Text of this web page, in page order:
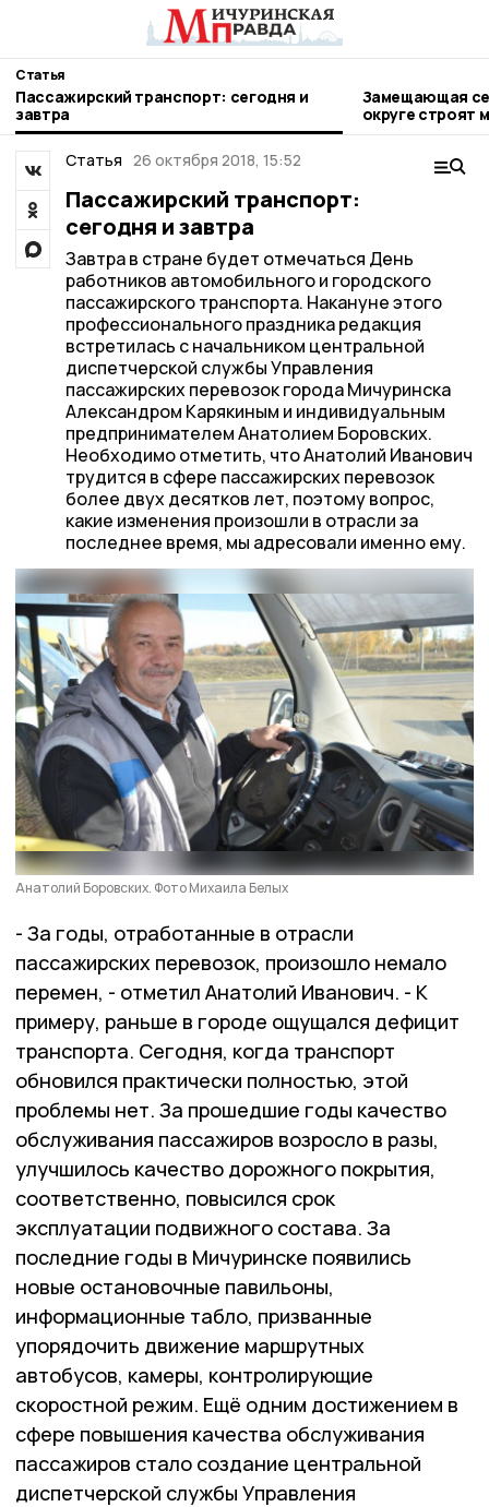
Статья
Пассажирский транспорт: сегодня и
завтра
Замещающая
округе строят
Статья 26 октября 2018, 15:52
Пассажирский транспорт:
сегодня и завтра
Завтра в стране будет отмечаться День
работников автомобильного и городского
пассажирского транспорта. Накануне этого
профессионального праздника редакция
встретилась с начальником центральной
диспетчерской службы Управления
пассажирских перевозок города Мичуринска
Александром Карякиным и индивидуальным
предпринимателем Анатолием Боровских.
Необходимо отметить, что Анатолий Иванович
трудится в сфере пассажирских перевозок
более двух десятков лет, поэтому вопрос,
какие изменения произошли в отрасли за
последнее время, мы адресовали именно ему.
Анатолий Боровских. Фото Михаила Белых
- За годы, отработанные в отрасли
пассажирских перевозок, произошло немало
перемен, - отметил Анатолий Иванович. - К
примеру, раньше в городе ощущался дефицит
транспорта. Сегодня, когда транспорт
обновился практически полностью, этой
проблемы нет. За прошедшие годы качество
обслуживания пассажиров возросло в разы,
улучшилось качество дорожного покрытия,
соответственно, повысился срок
эксплуатации подвижного состава. За
последние годы в Мичуринске появились
новые остановочные павильоны,
информационные табло, призванные
упорядочить движение маршрутных
автобусов, камеры, контролирующие
скоростной режим. Ещё одним достижением в
сфере повышения качества обслуживания
пассажиров стало создание центральной
диспетчерской службы Управления